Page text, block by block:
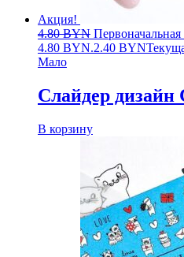
Акция!
4.80BYN Первоначальная
4.80 BYN.2.40 BYN
Мало
Слайдер
В корзину